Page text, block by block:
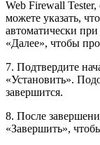
Web Firewall
можете указать,
автоматически
«Далее», чтобы
7. Подтвердите
«Установить».
завершится.
8. После
«Завершить»,